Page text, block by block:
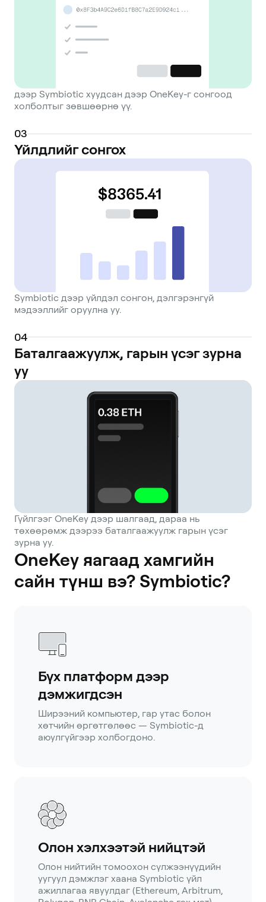
дээр Symbiotic хуудсан дээр OneKey-г сонгоод
холболтыг зөвшөөрнө үү.
03
Үйлдлийг сонгох
Symbiotic дээр үйлдэл сонгон, дэлгэрэнгүй
мэдээллийг оруулна уу.
04
Баталгаажуулж, гарын үсэг зурна
уу
Гүйлгээг OneKey дээр шалгаад, дараа нь
төхөөрөмж дээрээ баталгаажуулж гарын үсэг
зурна уу.
OneKey яагаад хамгийн
сайн түнш вэ? Symbiotic?
Бүх платформ дээр
дэмжигдсэн
Ширээний компьютер, гар утас болон
хөтчийн өргөтгөлөөс — Symbiotic-д
аюулгүйгээр холбогдоно.
Олон хэлхээтэй нийцтэй
Олон нийтийн томоохон сүлжээнүүдийн
уугуул дэмжлэг хаана Symbiotic үйл
ажиллагаа явуулдаг (Ethereum, Arbitrum,